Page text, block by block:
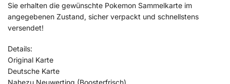
Sie erhalten die gewünschte Pokemon Sammelkarte im
angegebenen Zustand, sicher verpackt und schnellstens
versendet!
Details:
Original Karte
Deutsche Karte